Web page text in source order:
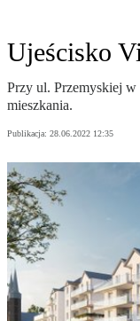
Ujeścisko
Przy ul. Przemyskiej
mieszkania.
Publikacja: 28.06.2022 12:35